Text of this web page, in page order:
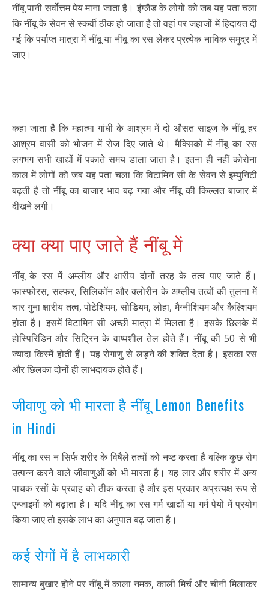
नींबू पानी सर्वोत्तम पेय माना जाता है। इंग्लैंड के लोगों को जब यह पता चला
कि नींबू के सेवन से स्कर्वी ठीक हो जाता है तो वहां पर जहाजों में हिदायत दी
गई कि पर्याप्त मात्रा में नींबू या नींबू का रस लेकर प्रत्येक नाविक समुद्र में
जाए।
कहा जाता है कि महात्मा गांधी के आश्रम में दो औसत साइज के नींबू हर
आश्रम वासी को भोजन में रोज दिए जाते थे। मैक्सिको में नींबू का रस
लगभग सभी खाद्यों में पकाते समय डाला जाता है। इतना ही नहीं कोरोना
काल में लोगों को जब यह पता चला कि विटामिन सी के सेवन से इम्युनिटी
बढ़ती है तो नींबू का बाजार भाव बढ़ गया और नींबू की किल्लत बाजार में
दीखने लगी।
क्या क्या पाए जाते हैं नींबू में
नींबू के रस में अम्लीय और क्षारीय दोनों तरह के तत्व पाए जाते हैं।
फास्फोरस, सल्फर, सिलिकॉन और क्लोरीन के अम्लीय तत्वों की तुलना में
चार गुना क्षारीय तत्व, पोटेशियम, सोडियम, लोहा, मैग्नीशियम और कैल्शियम
होता है। इसमें विटामिन सी अच्छी मात्रा में मिलता है। इसके छिलके में
होस्पिरिडिन और सिट्रिन के वाष्पशील तेल होते हैं। नींबू की 50 से भी
ज्यादा किस्में होती हैं। यह रोगाणु से लड़ने की शक्ति देता है। इसका रस
और छिलका दोनों ही लाभदायक होते हैं।
जीवाणु को भी मारता है नींबू Lemon Benefits
in Hindi
नींबू का रस न सिर्फ शरीर के विषैले तत्वों को नष्ट करता है बल्कि कुछ रोग
उत्पन्न करने वाले जीवाणुओं को भी मारता है। यह लार और शरीर में अन्य
पाचक रसों के प्रवाह को ठीक करता है और इस प्रकार अप्रत्यक्ष रूप से
एन्जाइमों को बढ़ाता है। यदि नींबू का रस गर्म खाद्यों या गर्म पेयों में प्रयोग
किया जाए तो इसके लाभ का अनुपात बढ़ जाता है।
कई रोगों में है लाभकारी
सामान्य बुखार होने पर नींबू में काला नमक, काली मिर्च और चीनी मिलाकर